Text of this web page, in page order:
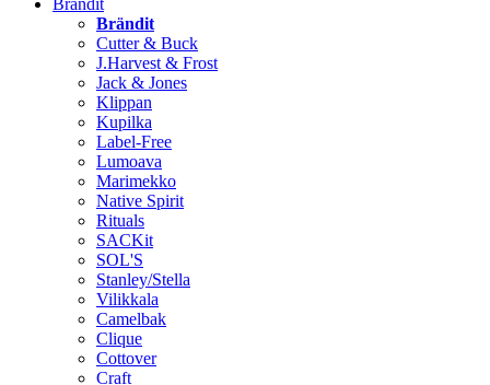
Brändit
Brändit
Cutter & Buck
J.Harvest & Frost
Jack & Jones
Klippan
Kupilka
Label-Free
Lumoava
Marimekko
Native Spirit
Rituals
SACKit
SOL'S
Stanley/Stella
Vilikkala
Camelbak
Clique
Cottover
Craft